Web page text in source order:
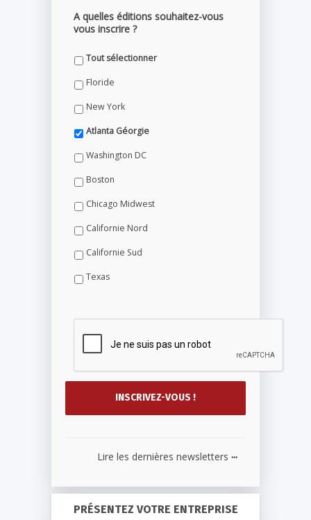
A quelles éditions souhaitez-vous
vous inscrire ?
Tout sélectionner
Floride
New York
Atlanta Géorgie
Washington DC
Boston
Chicago Midwest
Californie Nord
Californie Sud
Texas
Lire les dernières newsletters ...
PRÉSENTEZ VOTRE ENTREPRISE